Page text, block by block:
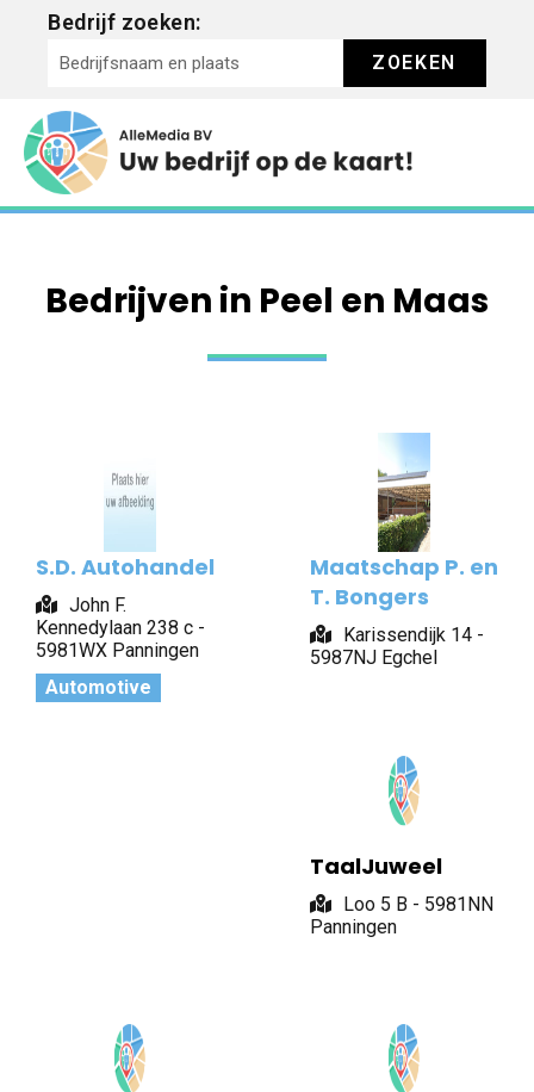
Bedrijf zoeken:
ZOEKEN
Bedrijven in Peel en Maas
S.D. Autohandel
John F.
Kennedylaan 238 c -
5981WX Panningen
Automotive
Maatschap P. en
T. Bongers
Karissendijk 14 -
5987NJ Egchel
TaalJuweel
Loo 5 B - 5981NN
Panningen